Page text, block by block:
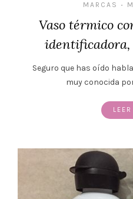
MARCAS •
Vaso térmico
identificadora,
Seguro que has oído
muy conocida